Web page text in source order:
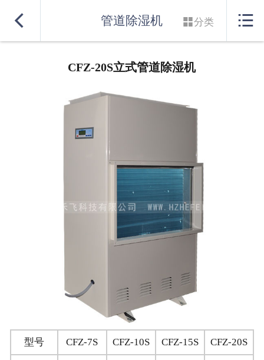
除湿机
加湿机
非标机
应用案例
服务中心
关于我们
 管道除湿机 分类 
CFZ-20S立式管道除湿机
型号 CFZ-7S CFZ-10S CFZ-15S CFZ-20S